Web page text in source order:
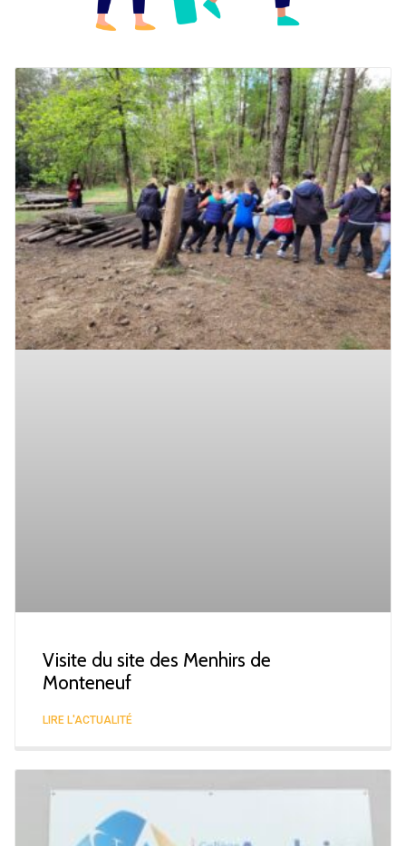
Visite du site des Menhirs de
Monteneuf
LIRE L'ACTUALITÉ